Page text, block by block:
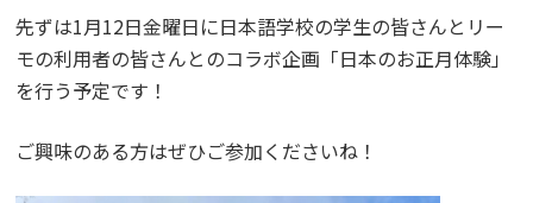
先ずは1月12日金曜日に日本語学校の学生の皆さんとリー
モの利用者の皆さんとのコラボ企画「日本のお正月体験」
を行う予定です！
ご興味のある方はぜひご参加くださいね！